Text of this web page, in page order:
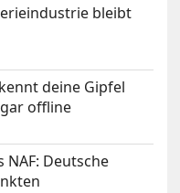
bleibt
deine Gipfel
offline
NAF: Deutsche